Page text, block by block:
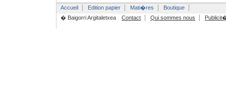
Accueil Edition papier Mati�res
Boutique
� Baigorri Argitaletxea
Contact Qui sommes nous